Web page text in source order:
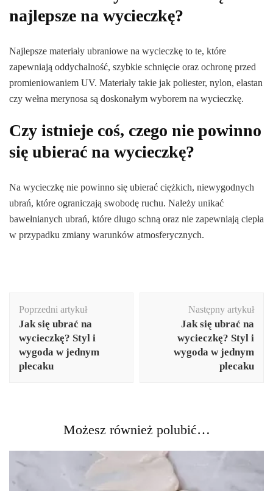
najlepsze na wycieczkę?
Najlepsze materiały ubraniowe na wycieczkę to te, które
zapewniają oddychalność, szybkie schnięcie oraz ochronę przed
promieniowaniem UV. Materiały takie jak poliester, nylon, elastan
czy wełna merynosa są doskonałym wyborem na wycieczkę.
Czy istnieje coś, czego nie powinno
się ubierać na wycieczkę?
Na wycieczkę nie powinno się ubierać ciężkich, niewygodnych
ubrań, które ograniczają swobodę ruchu. Należy unikać
bawełnianych ubrań, które długo schną oraz nie zapewniają ciepła
w przypadku zmiany warunków atmosferycznych.
wpisu
Poprzedni artykuł
Jak się ubrać na
wycieczkę? Styl i
wygoda w jednym
plecaku
Następny artykuł
Jak się ubrać na
wycieczkę? Styl i
wygoda w jednym
plecaku
Możesz również polubić…